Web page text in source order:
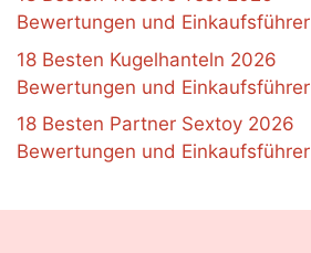
Bewertungen und Einkaufsführer
18 Besten Kugelhanteln 2026
Bewertungen und Einkaufsführer
18 Besten Partner Sextoy 2026
Bewertungen und Einkaufsführer